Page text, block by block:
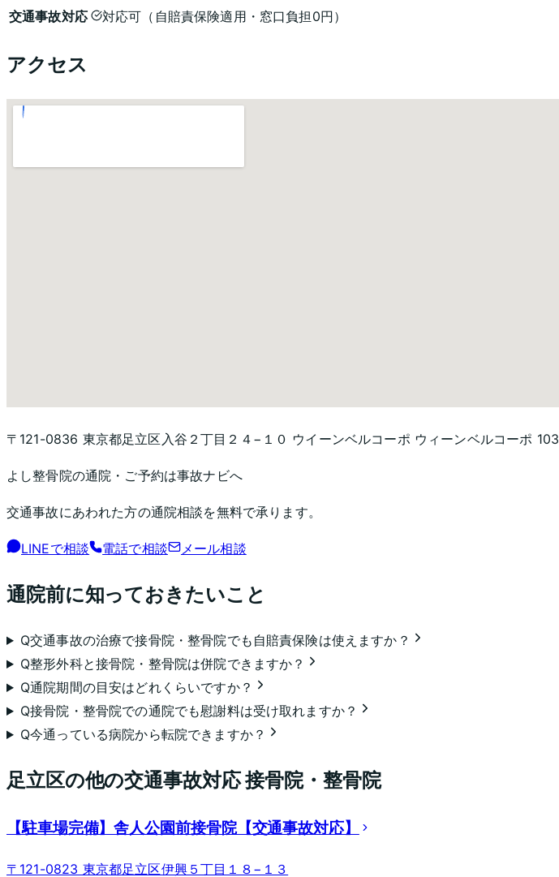
交通事故対応
対応可（自賠責保険適用・窓口負担0円）
アクセス
〒121-0836 東京都足立区入谷２丁目２４−１０ ウイーンベルコーポ ウィーンベルコーポ 103
よし整骨院の通院・ご予約は事故ナビへ
交通事故にあわれた方の通院相談を無料で承ります。
LINEで相談 電話で相談 メール相談
通院前に知っておきたいこと
Q交通事故の治療で接骨院・整骨院でも自賠責保険は使えますか？
Q整形外科と接骨院・整骨院は併院できますか？
Q通院期間の目安はどれくらいですか？
Q接骨院・整骨院での通院でも慰謝料は受け取れますか？
Q今通っている病院から転院できますか？
足立区の他の交通事故対応 接骨院・整骨院
【駐車場完備】舎人公園前接骨院【交通事故対応】
〒121-0823 東京都足立区伊興５丁目１８−１３